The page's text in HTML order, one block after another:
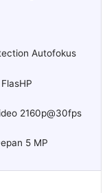
Autofokus
2160p@30fps
5 MP